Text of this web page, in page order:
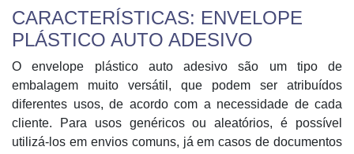
CARACTERÍSTICAS: ENVELOPE
PLÁSTICO AUTO ADESIVO
O envelope plástico auto adesivo são um tipo de
embalagem muito versátil, que podem ser atribuídos
diferentes usos, de acordo com a necessidade de cada
cliente. Para usos genéricos ou aleatórios, é possível
utilizá-los em envios comuns, já em casos de documentos